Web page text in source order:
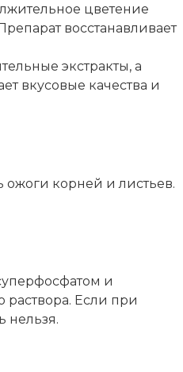
цветение
восстанавливает
экстракты, а
вкусовые качества и
ожоги корней и листьев.
и
Если при
нельзя.